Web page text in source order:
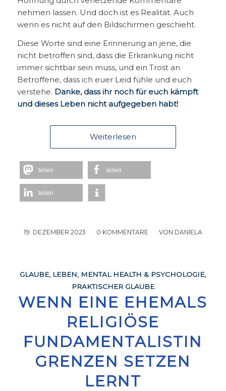
nehmen lassen. Und doch ist es Realität. Auch
wenn es nicht auf den Bildschirmen geschieht.
Diese Worte sind eine Erinnerung an jene, die
nicht betroffen sind, dass die Erkrankung nicht
immer sichtbar sein muss, und ein Trost an
Betroffene, dass ich euer Leid fühle und euch
verstehe. Danke, dass ihr noch für euch kämpft
und dieses Leben nicht aufgegeben habt!
Weiterlesen
teilen teilen
teilen
19. DEZEMBER 2023
/ 0 KOMMENTARE
/ VON DANIELA
GLAUBE, LEBEN, MENTAL HEALTH & PSYCHOLOGIE,
PRAKTISCHER GLAUBE
WENN EINE EHEMALS
RELIGIÖSE
FUNDAMENTALISTIN
GRENZEN SETZEN
LERNT